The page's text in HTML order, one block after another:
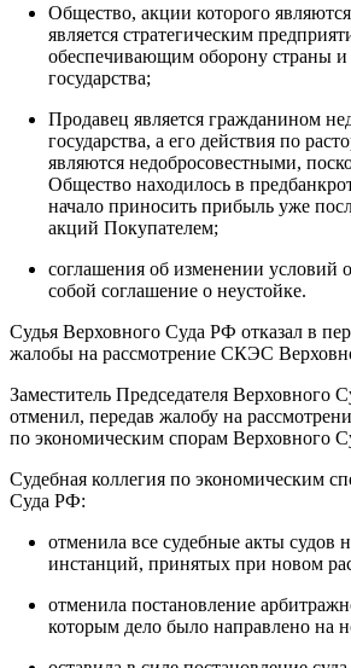
Общество, акции которого
является стратегическим
обеспечивающим оборону страны и
государства;
Продавец является гражданином
государства, а его действия по
являются недобросовестными,
Общество находилось в
начало приносить прибыль уже
акций Покупателем;
соглашения об изменении условий
собой соглашение о неустойке.
Судья Верховного Суда РФ отказал в
жалобы на рассмотрение СКЭС
Заместитель Председателя Верховного
отменил, передав жалобу на
по экономическим спорам Верховного
Судебная коллегия по экономическим
Суда РФ:
отменила все судебные акты судов
инстанций, принятых при новом
отменила постановление
которым дело было направлено на